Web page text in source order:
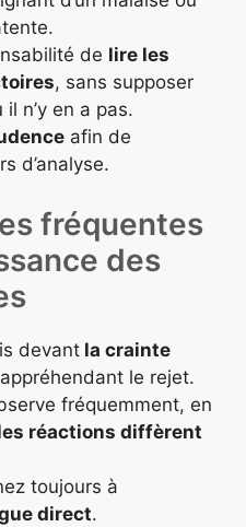
de lire les
, sans supposer
n’y en a pas.
afin de
d’analyse.
fréquentes
des
devant la crainte
le rejet.
fréquemment, en
réactions diffèrent
toujours à
direct.